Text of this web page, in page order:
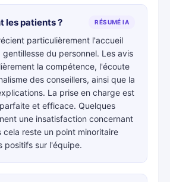
les patients ? RÉSUMÉ IA
particulièrement l'accueil
du personnel. Les avis
la compétence, l'écoute
des conseillers, ainsi que la
La prise en charge est
et efficace. Quelques
une insatisfaction concernant
cela reste un point minoritaire
positifs sur l'équipe.